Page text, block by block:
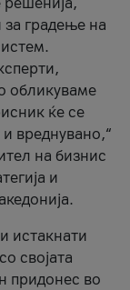
за градење на
обликуваме
ќе се
вреднувано,“
на бизнис
и
истакнати
својата
придонес во